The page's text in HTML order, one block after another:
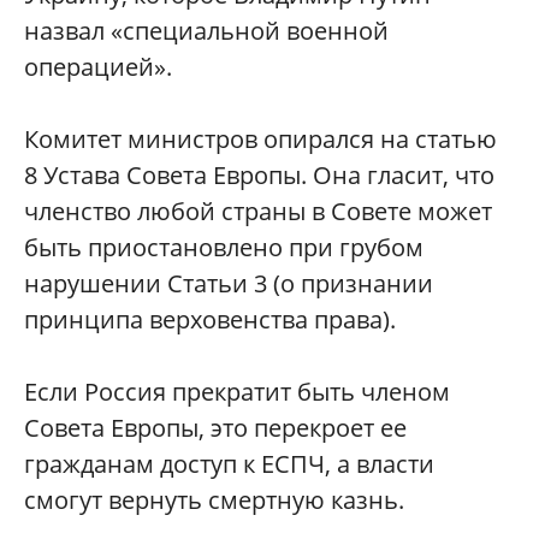
назвал «специальной военной
операцией».
Комитет министров опирался на статью
8 Устава Совета Европы. Она гласит, что
членство любой страны в Совете может
быть приостановлено при грубом
нарушении Статьи 3 (о признании
принципа верховенства права).
Если Россия прекратит быть членом
Совета Европы, это перекроет ее
гражданам доступ к ЕСПЧ, а власти
смогут вернуть смертную казнь.